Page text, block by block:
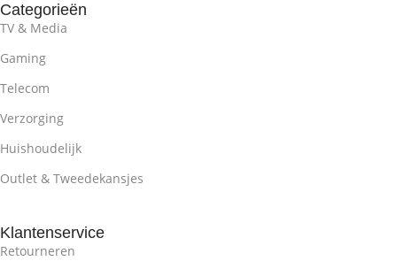
Categorieën
TV & Media
Gaming
Telecom
Verzorging
Huishoudelijk
Outlet & Tweedekansjes
Klantenservice
Retourneren